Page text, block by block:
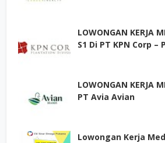
LOWONGAN KERJA
S1 Di PT KPN Corp
LOWONGAN KERJA
PT Avia Avian
Lowongan Kerja